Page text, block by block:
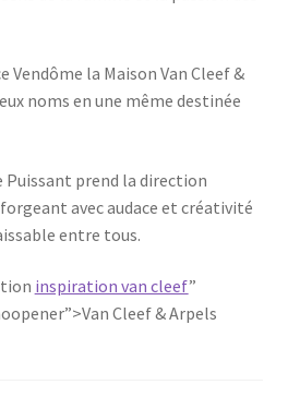
Vendôme la Maison Van Cleef &
noms en une même destinée
Puissant prend la direction
avec audace et créativité
entre tous.
inspiration van cleef”
Cleef & Arpels